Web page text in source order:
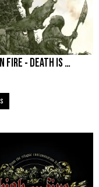
HIGH ON FIRE ‎- DEATH IS THIS COMMUNION